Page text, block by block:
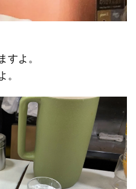
すよ。
。